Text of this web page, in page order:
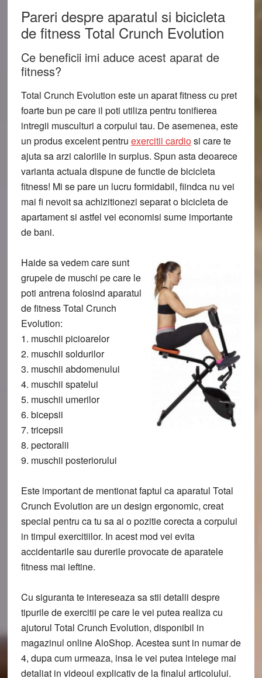
Pareri despre aparatul si bicicleta
de fitness Total Crunch Evolution
Ce beneficii imi aduce acest aparat de
fitness?
Total Crunch Evolution este un aparat fitness cu pret
foarte bun pe care il poti utiliza pentru tonifierea
intregii musculturi a corpului tau. De asemenea, este
un produs excelent pentru exercitii cardiosi care te
ajuta sa arzi caloriile in surplus. Spun asta deoarece
varianta actuala dispune de functie de bicicleta
fitness! Mi se pare un lucru formidabil, fiindca nu vei
mai fi nevoit sa achizitionezi separat o bicicleta de
apartament si astfel vei economisi sume importante
de bani.
Haide sa vedem care sunt
grupele de muschi pe care le
poti antrena folosind aparatul
de fitness Total Crunch
Evolution:
1. muschii picioarelor
2. muschii soldurilor
3. muschii abdomenului
4. muschii spatelui
5. muschii umerilor
6. bicepsii
7. tricepsii
8. pectoralii
9. muschii posteriorului
Este important de mentionat faptul ca aparatul Total
Crunch Evolution are un design ergonomic, creat
special pentru ca tu sa ai o pozitie corecta a corpului
in timpul exercitiilor. In acest mod vei evita
accidentarile sau durerile provocate de aparatele
fitness mai ieftine.
Cu siguranta te intereseaza sa stii detalii despre
tipurile de exercitii pe care le vei putea realiza cu
ajutorul Total Crunch Evolution, disponibil in
magazinul online AloShop. Acestea sunt in numar de
4, dupa cum urmeaza, insa le vei putea intelege mai
detaliat in videoul explicativ de la finalul articolului.